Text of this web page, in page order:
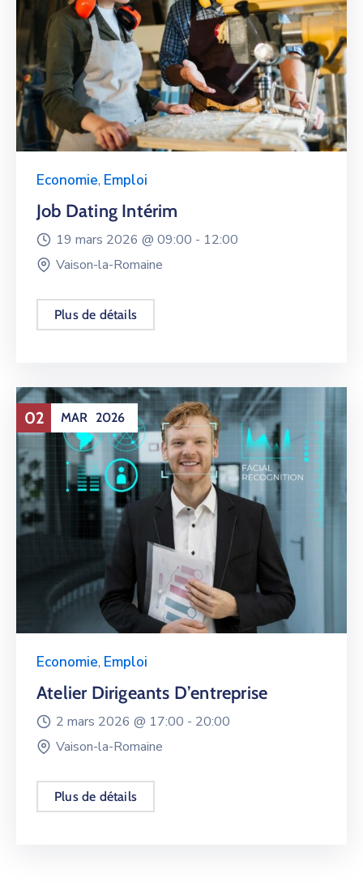
Economie, Emploi
Job Dating Intérim
19 mars 2026 @ 09:00 - 12:00
Vaison-la-Romaine
Plus de détails
02 MAR 2026
Economie, Emploi
Atelier Dirigeants D’entreprise
2 mars 2026 @ 17:00 - 20:00
Vaison-la-Romaine
Plus de détails